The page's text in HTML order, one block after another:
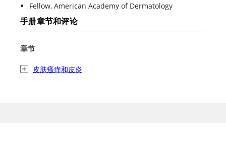
Fellow, American Academy of Dermatology
手册章节和评论
章节
皮肤瘙痒和皮炎